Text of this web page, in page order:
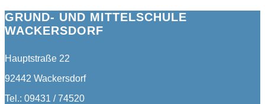
GRUND- UND MITTELSCHULE
WACKERSDORF
Hauptstraße 22
92442 Wackersdorf
Tel.: 09431 / 74520